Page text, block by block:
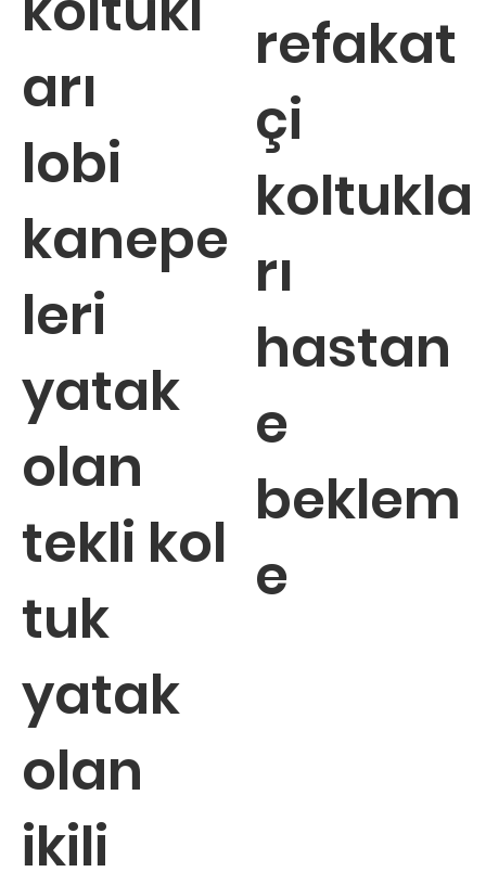
arı
lobi
kanepe
leri
yatak
olan
tekli kol
tuk
yatak
olan
ikili
refakat
çi
koltukla
rı
hastan
e
beklem
e